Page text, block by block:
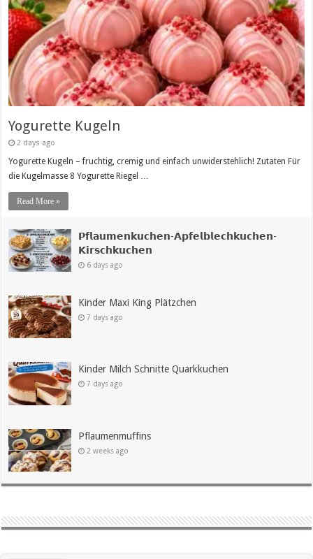
Yogurette Kugeln
2 days ago
Yogurette Kugeln – fruchtig, cremig und einfach unwiderstehlich! Zutaten Für
die Kugelmasse 8 Yogurette Riegel …
Read More »
𝗣𝗳𝗹𝗮𝘂𝗺𝗲𝗻𝗸𝘂𝗰𝗵𝗲𝗻-𝗔𝗽𝗳𝗲𝗹𝗯𝗹𝗲𝗰𝗵𝗸𝘂𝗰𝗵𝗲𝗻-
𝗞𝗶𝗿𝘀𝗰𝗵𝗸𝘂𝗰𝗵𝗲𝗻
6 days ago
Kinder Maxi King Plätzchen
7 days ago
Kinder Milch Schnitte Quarkkuchen
7 days ago
Pflaumenmuffins
2 weeks ago